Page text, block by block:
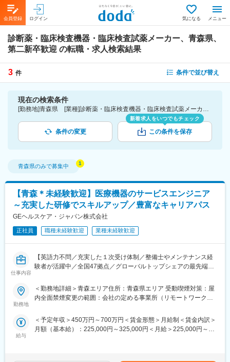
会員登録 ログイン 気になる メニュー
診断薬・臨床検査機器・臨床検査試薬メーカー、青森県、
第二新卒歓迎 の転職・求人検索結果
3 件 条件で並び替え
現在の検索条件
[勤務地]青森県 [業種]診断薬・臨床検査機器・臨床検査試薬メーカー-医薬品・医療機器・ライフサイエンス・医療系サービス [詳細条件](募集・採用情報)第二新卒歓迎
条件の変更
新着求人をいつでもチェック
この条件を保存
青森県のみで募集中
【青森＊未経験歓迎】医療機器のサービスエンジニア
～充実した研修でスキルアップ／豊富なキャリアパス
GEヘルスケア・ジャパン株式会社
正社員 職種未経験歓迎 業種未経験歓迎
仕事内容
【英語力不問／充実した１次受け体制／整備士やメンテナンス経
験者が活躍中／全国47拠点／グローバルトップシェアの最先端医
■業務内容：
医療画像診断装置（CT,MRI）、超音波診断装置や麻酔器
・医療装置の保守 修理、点検等メンテナンス
・機器導入後の技術支援や購入前後のサポート
勤務地
＜勤務地詳細＞青森エリア住所：青森県エリア 受動喫煙対策：屋
内全面禁煙変更の範囲：会社の定める事業所（リモートワーク含
給与
＜予定年収＞450万円～700万円＜賃金形態＞月給制＜賃金内訳＞
月額（基本給）：225,000円～325,000円＜月給＞225,000円～